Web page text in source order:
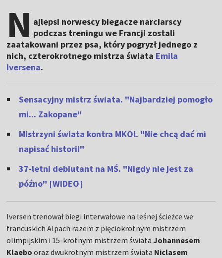
N ajlepsi norwescy biegacze narciarscy
podczas treningu we Francji zostali
zaatakowani przez psa, który pogryzł jednego z
nich, czterokrotnego mistrza świata Emila
Iversena.
Sensacyjny mistrz świata. "Najbardziej pomogło
mi... Zakopane"
Mistrzyni świata kontra MKOl. "Nie chcą dać mi
napisać historii"
37-letni debiutant na MŚ. "Nigdy nie jest za
późno" [WIDEO]
Iversen trenował biegi interwałowe na leśnej ścieżce we
francuskich Alpach razem z pięciokrotnym mistrzem
olimpijskim i 15-krotnym mistrzem świata Johannesem
Klaebo oraz dwukrotnym mistrzem świata Niclasem